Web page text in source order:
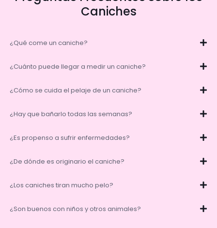
Caniches
¿Qué come un caniche?
¿Cuánto puede llegar a medir un caniche?
¿Cómo se cuida el pelaje de un caniche?
¿Hay que bañarlo todas las semanas?
¿Es propenso a sufrir enfermedades?
¿De dónde es originario el caniche?
¿Los caniches tiran mucho pelo?
¿Son buenos con niños y otros animales?